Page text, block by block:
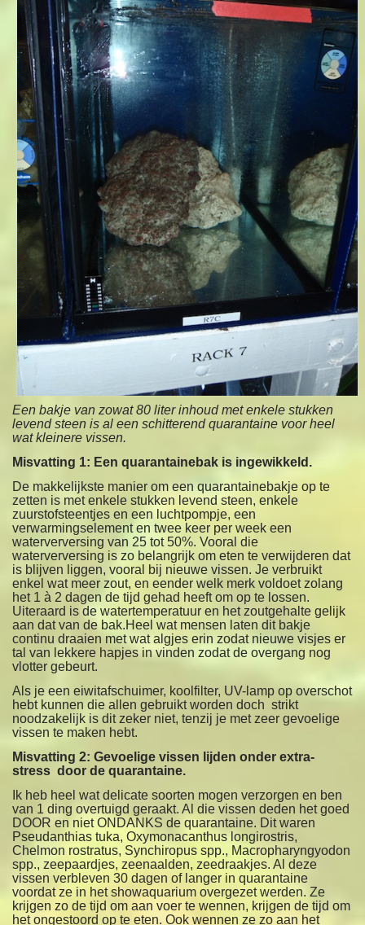
Een bakje van zowat 80 liter inhoud met enkele stukken
levend steen is al een schitterend quarantaine voor heel
wat kleinere vissen.
Misvatting 1: Een quarantainebak is ingewikkeld.
De makkelijkste manier om een quarantainebakje op te
zetten is met enkele stukken levend steen, enkele
zuurstofsteentjes en een luchtpompje, een
verwarmingselement en twee keer per week een
waterverversing van 25 tot 50%. Vooral die
waterverversing is zo belangrijk om eten te verwijderen dat
is blijven liggen, vooral bij nieuwe vissen. Je verbruikt
enkel wat meer zout, en eender welk merk voldoet zolang
het 1 à 2 dagen de tijd gehad heeft om op te lossen.
Uiteraard is de watertemperatuur en het zoutgehalte gelijk
aan dat van de bak.Heel wat mensen laten dit bakje
continu draaien met wat algjes erin zodat nieuwe visjes er
tal van lekkere hapjes in vinden zodat de overgang nog
vlotter gebeurt.
Als je een eiwitafschuimer, koolfilter, UV-lamp op overschot
hebt kunnen die allen gebruikt worden doch strikt
noodzakelijk is dit zeker niet, tenzij je met zeer gevoelige
vissen te maken hebt.
Misvatting 2: Gevoelige vissen lijden onder extra-
stress door de quarantaine.
Ik heb heel wat delicate soorten mogen verzorgen en ben
van 1 ding overtuigd geraakt. Al die vissen deden het goed
DOOR en niet ONDANKS de quarantaine. Dit waren
Pseudanthias tuka, Oxymonacanthus longirostris,
Chelmon rostratus, Synchiropus spp., Macropharyngyodon
spp., zeepaardjes, zeenaalden, zeedraakjes. Al deze
vissen verbleven 30 dagen of langer in quarantaine
voordat ze in het showaquarium overgezet werden. Ze
krijgen zo de tijd om aan voer te wennen, krijgen de tijd om
het ongestoord op te eten. Ook wennen ze zo aan het